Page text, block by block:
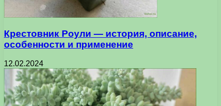
Крестовник Роули — история, описание,
особенности и применение
12.02.2024